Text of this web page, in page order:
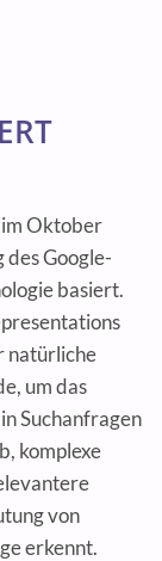
Oktober
Google-
basiert.
natürliche
um das
Suchanfragen
komplexe
von
erkennt.